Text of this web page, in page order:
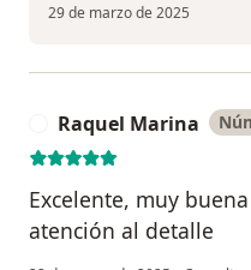
29 de marzo de 2025
Raquel Marina
Excelente, muy
atención al detalle